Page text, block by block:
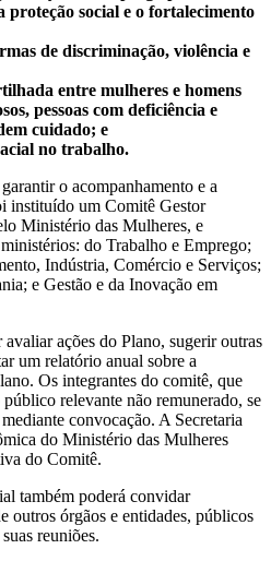
proteção social e o fortalecimento
de discriminação, violência e
entre mulheres e homens
pessoas com deficiência e
cuidado; e
no trabalho.
o acompanhamento e a
instituído um Comitê Gestor
Ministério das Mulheres, e
do Trabalho e Emprego;
Indústria, Comércio e Serviços;
e Gestão e da Inovação em
ações do Plano, sugerir outras
um relatório anual sobre a
Os integrantes do comitê, que
relevante não remunerado, se
convocação. A Secretaria
do Ministério das Mulheres
do Comitê.
também poderá convidar
outros órgãos e entidades, públicos
reuniões.